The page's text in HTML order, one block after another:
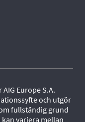
Europe S.A.
och utgör
fullständig grund
variera mellan